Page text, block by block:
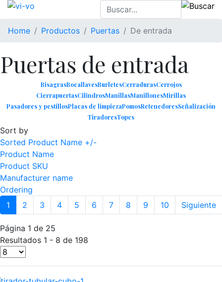
Home Productos Puertas De entrada
Puertas de entrada
BisagrasBocallavesBurletesCerradurasCerrojos
CierrapuertasCilindrosManillasManillonesMirillas
Pasadores y pestillosPlacas de limpiezaPomosRetenedoresSeñalización
TiradoresTopes
Sort by
Sorted Product Name +/-
Product Name
Product SKU
Manufacturer name
Ordering
1
2 3 4 5 6 7 8 9 10 Siguiente
Página 1 de 25
Resultados 1 - 8 de 198